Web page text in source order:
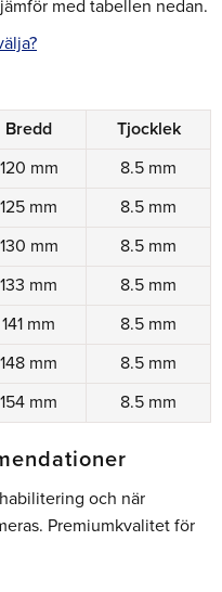
med tabellen nedan.
Bredd
Tjocklek
120 mm
8.5 mm
125 mm
8.5 mm
130 mm
8.5 mm
133 mm
8.5 mm
141 mm
8.5 mm
148 mm
8.5 mm
154 mm 8.5 mm
och när
Premiumkvalitet för